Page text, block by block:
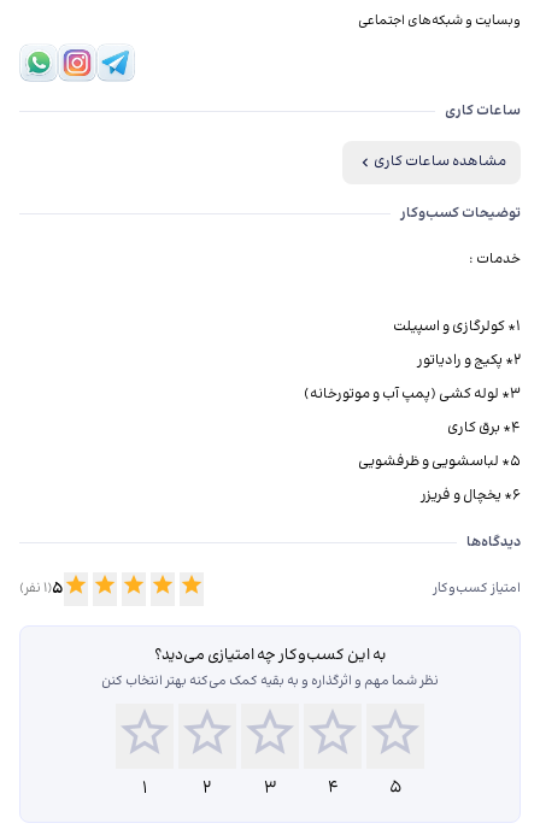
وبسایت و شبکه‌های اجتماعی
ساعات کاری
مشاهده ساعات کاری
توضیحات کسب‌وکار
6* یخچال و فریزر
دیدگاه‌ها درباره خدمات فنی موحد
دیدگاه‌ها
امتیاز کسب‌وکار 5
(
1 نفر)
به این کسب‌وکار چه امتیازی می‌دید؟
نظر شما مهم و اثرگذاره و به بقیه کمک می‌کنه بهتر انتخاب کنن
1 2 3 4 5